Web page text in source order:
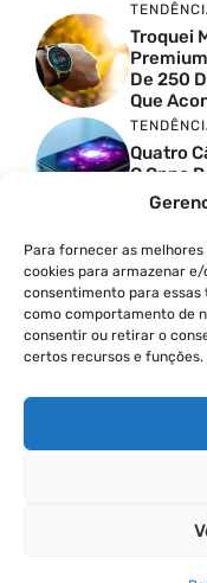
Para fornecer as
cookies para armazenar
consentimento para
como comportamento de
consentir ou retirar o
certos recursos e funções.
Troquei
De 250
Que
Quatro
O Oppo
Absurdo
Vivo